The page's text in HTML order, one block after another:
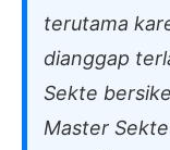
terutama
dianggap
Sekte
Master Sekte